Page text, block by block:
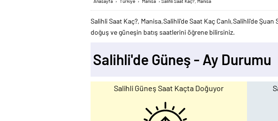
Salihli Saat Kaç?, Manisa,Salihli'de Saat Kaç Canlı,Salihli'de
doğuş ve güneşin batış saatlerini öğrene bilirsiniz.
Salihli'de Güneş - Ay Durumu
Salihli Güneş Saat Kaçta Doğuyor